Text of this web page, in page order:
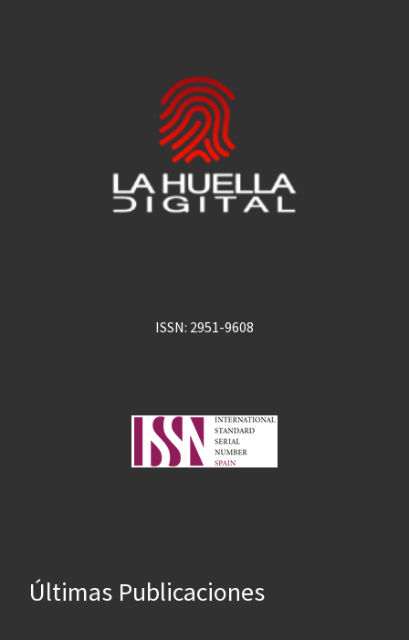
ISSN: 2951-9608
Últimas Publicaciones